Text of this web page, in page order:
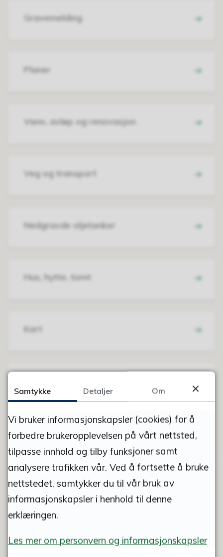
Gravemelding
Planer
Vann, avløp og renovasjon
Veg og transport
Nedgravde oljetanker
Hus, hytte, tomt
Kart
Søknad om avkjørsel
Barn og unges talsperson i plan- og
byggesaker
Krav til hyttegjerder
Samtykke Detaljer Om
Vi bruker informasjonskapsler (cookies) for å
forbedre brukeropplevelsen på vårt nettsted,
tilpasse innhold og tilby funksjoner samt
analysere trafikken vår. Ved å fortsette å bruke
nettstedet, samtykker du til vår bruk av
informasjonskapsler i henhold til denne
erklæringen.
Les mer om personvern og informasjonskapsler